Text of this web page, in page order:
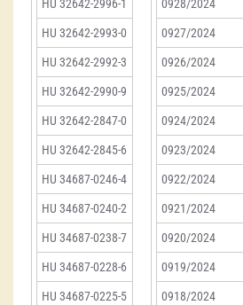
HU 32642-2996-1
HU 32642-2993-0
HU 32642-2992-3
HU 32642-2990-9
HU 32642-2847-0
HU 32642-2845-6
HU 34687-0246-4
HU 34687-0240-2
HU 34687-0238-7
HU 34687-0228-6
HU 34687-0225-5
0928/2024
0927/2024
0926/2024
0925/2024
0924/2024
0923/2024
0922/2024
0921/2024
0920/2024
0919/2024
0918/2024